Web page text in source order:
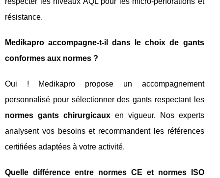
résistance.
Medikapro accompagne-t-il dans le choix de gants
conformes aux normes ?
Oui ! Medikapro propose un accompagnement
personnalisé pour sélectionner des gants respectant les
normes gants chirurgicauxen vigueur. Nos experts
analysent vos besoins et recommandent les références
certifiées adaptées à votre activité.
Quelle différence entre normes CE et normes ISO